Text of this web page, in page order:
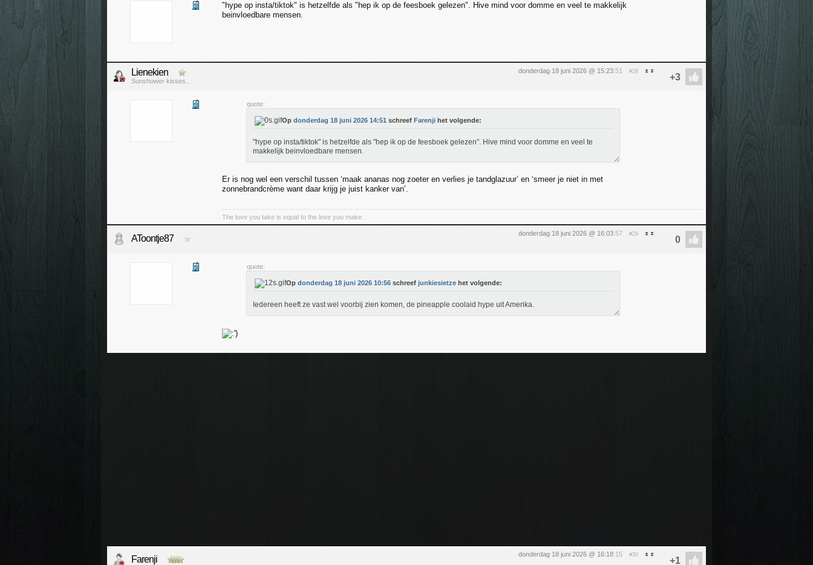
"hype op insta/tiktok" is hetzelfde als "hep ik op de feesboek gelezen". Hive mind voor domme en veel te makkelijk
beinvloedbare mensen.
donderdag 18 juni 2026 @ 15:23:51 #28
Lienekien
Sunshower kisses...
quote:
Op donderdag 18 juni 2026 14:51 schreef Farenji het volgende:
"hype op insta/tiktok" is hetzelfde als "hep ik op de feesboek gelezen". Hive mind voor domme en veel te
makkelijk beinvloedbare mensen.
Er is nog wel een verschil tussen ‘maak ananas nog zoeter en verlies je tandglazuur’ en ‘smeer je niet in met
zonnebrandcrème want daar krijg je juist kanker van’.
The love you take is equal to the love you make.
donderdag 18 juni 2026 @ 16:03:57 #29
AToontje87
quote:
Op donderdag 18 juni 2026 10:56 schreef junkiesietze het volgende:
Iedereen heeft ze vast wel voorbij zien komen, de pineapple coolaid hype uit Amerika.
donderdag 18 juni 2026 @ 16:18:15 #30
Farenji